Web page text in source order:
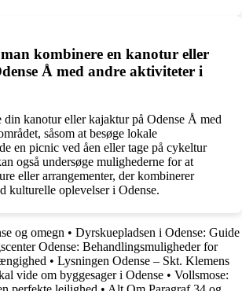
kombinere en kanotur eller
Å med andre aktiviteter i
kanotur eller kajaktur på Odense Å med
såsom at besøge lokale
en picnic ved åen eller tage på cykeltur
også undersøge mulighederne for at
eller arrangementer, der kombinerer
kulturelle oplevelser i Odense.
og omegn • Dyrskuepladsen i Odense: Guide
Odense: Behandlingsmuligheder for
• Lysningen Odense – Skt. Klemens
vide om byggesager i Odense • Vollsmose: